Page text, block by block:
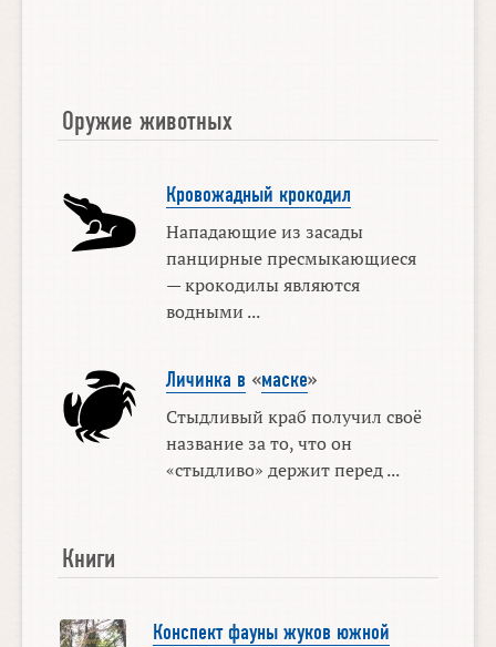
Оружие животных
Кровожадный крокодил
Нападающие из засады
панцирные пресмыкающиеся
— крокодилы являются
водными ...
Личинка в «маске»
Стыдливый краб получил своё
название за то, что он
«стыдливо» держит перед ...
Книги
Конспект фауны жуков южной